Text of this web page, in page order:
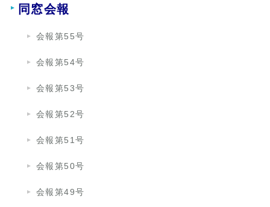
同窓会報
会報第55号
会報第54号
会報第53号
会報第52号
会報第51号
会報第50号
会報第49号